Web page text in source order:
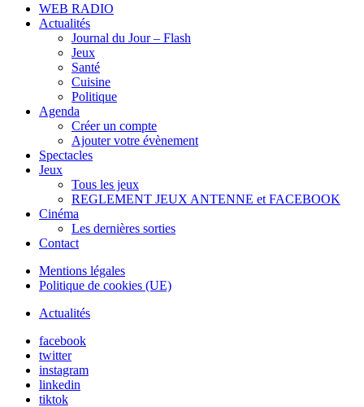
WEB RADIO
Actualités
Journal du Jour – Flash
Jeux
Santé
Cuisine
Politique
Agenda
Créer un compte
Ajouter votre évènement
Spectacles
Jeux
Tous les jeux
REGLEMENT JEUX ANTENNE et FACEBOOK
Cinéma
Les dernières sorties
Contact
Mentions légales
Politique de cookies (UE)
Actualités
facebook
twitter
instagram
linkedin
tiktok